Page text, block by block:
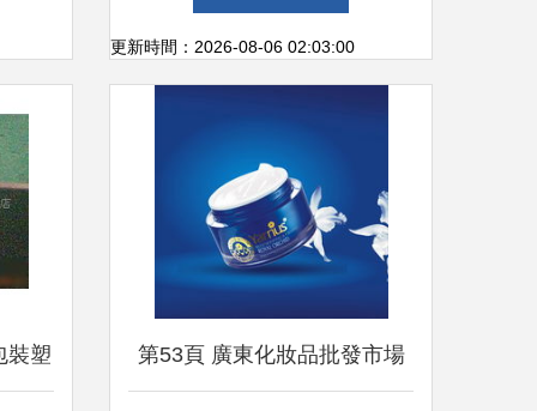
更新時間：2026-08-06 02:03:00
裝塑 第53頁 廣東化妝品批發市場